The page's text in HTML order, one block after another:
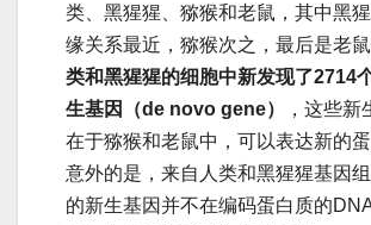
类、黑猩猩、猕猴和老鼠，其中黑
缘关系最近，猕猴次之，最后是老
类和黑猩猩的细胞中新发现了2714
生基因（de novo gene）
，这些新
在于猕猴和老鼠中，可以表达新的
意外的是，来自人类和黑猩猩基因
的新生基因并不在编码蛋白质的